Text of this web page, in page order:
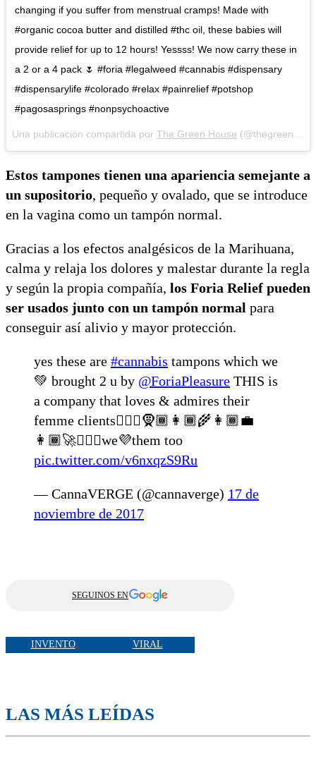
changing if you suffer from menstrual cramps! Made with
#organic cocoa butter and distilled #thc oil, these babies will
provide relief for up to 12 hours! Yessss! We now carry these in
a 2 or a 4 pack 🌷 #foria #legalweed #cannabis #dispensary
#dispensarylife #colorado #relax #painrelief #potshop
#pagosasprings #nonpsychoactive
Una publicación compartida por The Green House (@thegreenhousepagosa) el
Estos tampones tienen una apariencia semejante a
un supositorio, pequeño y ovalado, que se introduce
en la vagina como un tampón normal.
Gracias a los efectos analgésicos de la Marihuana,
calma y relaja los dolores y malestar durante la regla
y según la propia compañía, los Foria Relief pueden
ser usados junto con un tampón normal para
conseguir así alivio y mayor protección.
yes these are #cannabis tampons which we
💚 brought 2 u by @ForiaPleasure THIS is
a company that loves & admires their
femme clients🧜🏾‍♀️🧕🏾👩🏾‍🌾👩🏾‍💼
👩🏾‍🚀👱🏾‍♀️we💜them too
pic.twitter.com/v6nxqzS9Ru
— CannaVERGE (@cannaverge) 17 de
noviembre de 2017
SEGUINOS EN
INVENTO VIRAL
LAS MÁS LEÍDAS